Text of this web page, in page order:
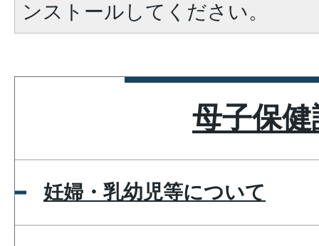
ンストールしてください。
母子保健
妊婦・乳幼児等について